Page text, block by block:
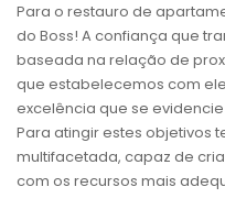
Para o restauro de
do Boss! A confiança que
baseada na relação de
que estabelecemos com
excelência que se
Para atingir estes objetivos
multifacetada, capaz de
com os recursos mais